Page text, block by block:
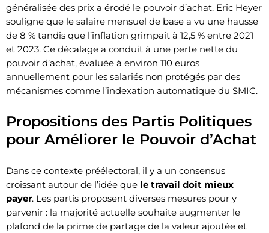
généralisée des prix a érodé le pouvoir d’achat. Eric Heyer
souligne que le salaire mensuel de base a vu une hausse
de 8 % tandis que l’inflation grimpait à 12,5 % entre 2021
et 2023. Ce décalage a conduit à une perte nette du
pouvoir d’achat, évaluée à environ 110 euros
annuellement pour les salariés non protégés par des
mécanismes comme l’indexation automatique du SMIC.
Propositions des Partis Politiques
pour Améliorer le Pouvoir d’Achat
Dans ce contexte préélectoral, il y a un consensus
croissant autour de l’idée que le travail doit mieux
payer. Les partis proposent diverses mesures pour y
parvenir : la majorité actuelle souhaite augmenter le
plafond de la prime de partage de la valeur ajoutée et